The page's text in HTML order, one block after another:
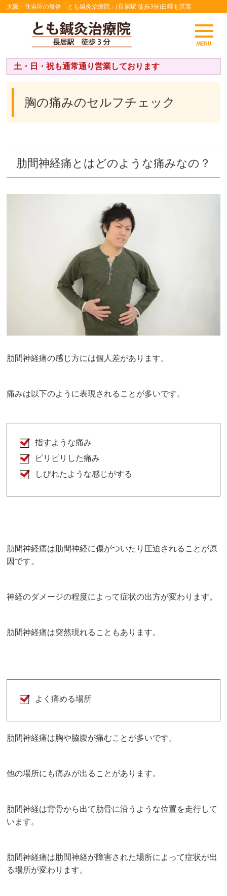
大阪・住吉区の整体「とも鍼灸治療院」(長居駅 徒歩3分)日曜も営業
土・日・祝も通常通り営業しております
胸の痛みのセルフチェック
肋間神経痛とはどのような痛みなの？
肋間神経痛の感じ方には個人差があります。
痛みは以下のように表現されることが多いです。
指すような痛み
ピリピリした痛み
しびれたような感じがする
肋間神経痛は肋間神経に傷がついたり圧迫されることが原
因です。
神経のダメージの程度によって症状の出方が変わります。
肋間神経痛は突然現れることもあります。
よく痛める場所
肋間神経痛は胸や脇腹が痛むことが多いです。
他の場所にも痛みが出ることがあります。
肋間神経は背骨から出て肋骨に沿うような位置を走行して
います。
肋間神経痛は肋間神経が障害された場所によって症状が出
る場所が変わります。